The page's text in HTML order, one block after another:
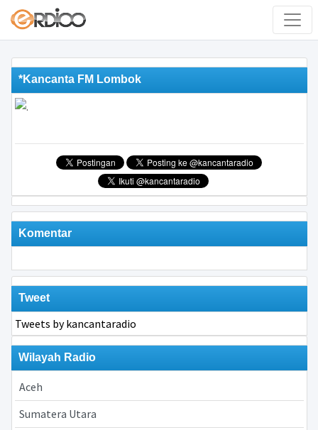
*Kancanta FM Lombok
Komentar
Tweet
Tweets by kancantaradio
Wilayah Radio
Aceh
Sumatera Utara